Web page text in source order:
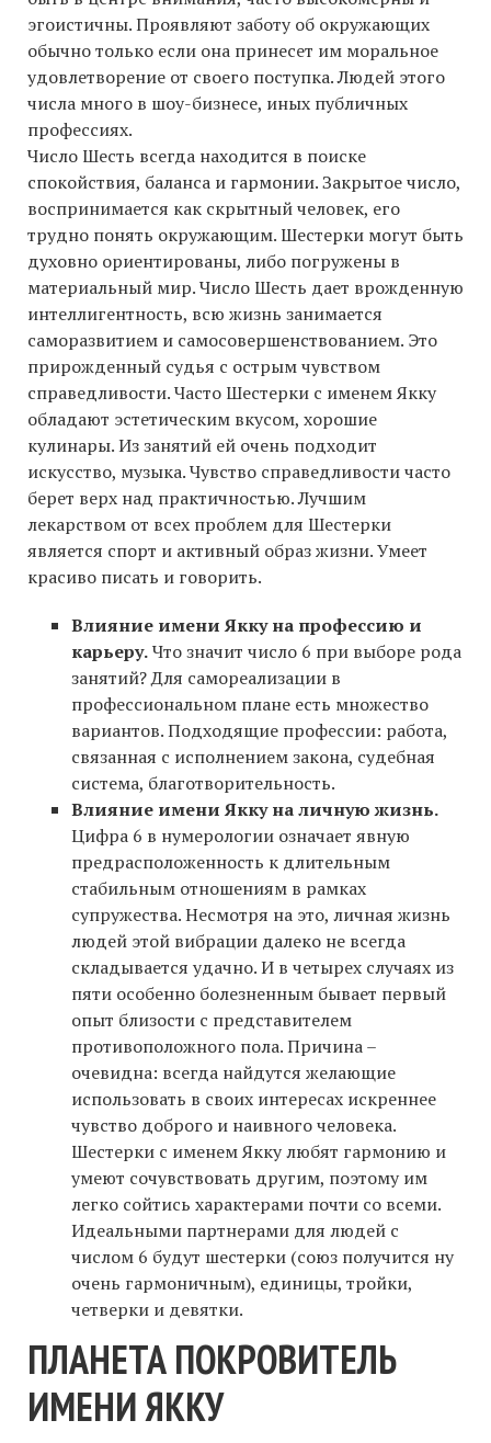
эгоистичны. Проявляют заботу об окружающих
обычно только если она принесет им моральное
удовлетворение от своего поступка. Людей этого
числа много в шоу-бизнесе, иных публичных
профессиях.
Число Шесть всегда находится в поиске
спокойствия, баланса и гармонии. Закрытое число,
воспринимается как скрытный человек, его
трудно понять окружающим. Шестерки могут быть
духовно ориентированы, либо погружены в
материальный мир. Число Шесть дает врожденную
интеллигентность, всю жизнь занимается
саморазвитием и самосовершенствованием. Это
прирожденный судья с острым чувством
справедливости. Часто Шестерки с именем Якку
обладают эстетическим вкусом, хорошие
кулинары. Из занятий ей очень подходит
искусство, музыка. Чувство справедливости часто
берет верх над практичностью. Лучшим
лекарством от всех проблем для Шестерки
является спорт и активный образ жизни. Умеет
красиво писать и говорить.
Влияние имени Якку на профессию и
карьеру.Что значит число 6 при выборе рода
занятий? Для самореализации в
профессиональном плане есть множество
вариантов. Подходящие профессии: работа,
связанная с исполнением закона, судебная
система, благотворительность.
Влияние имени Якку на личную жизнь.
Цифра 6 в нумерологии означает явную
предрасположенность к длительным
стабильным отношениям в рамках
супружества. Несмотря на это, личная жизнь
людей этой вибрации далеко не всегда
складывается удачно. И в четырех случаях из
пяти особенно болезненным бывает первый
опыт близости с представителем
противоположного пола. Причина –
очевидна: всегда найдутся желающие
использовать в своих интересах искреннее
чувство доброго и наивного человека.
Шестерки с именем Якку любят гармонию и
умеют сочувствовать другим, поэтому им
легко сойтись характерами почти со всеми.
Идеальными партнерами для людей с
числом 6 будут шестерки (союз получится ну
очень гармоничным), единицы, тройки,
четверки и девятки.
ПЛАНЕТА ПОКРОВИТЕЛЬ
ИМЕНИ ЯККУ